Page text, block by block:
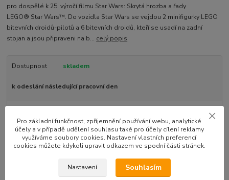
pro dospělé k 25. výročí filmu Star Wars: Skrytá hrozba a řady
LEGO® Star Wars™. Do vozidla Star Wars se vejdou 2 minifigurky LEGO
bitevních droidů-pilotů a 6 bitevních droidů, kteří se usadí na zadní
stojan a jsou připraveni na b... celý popis
Dostupnost skladem
k odeslání následující pracovní den
Přidat do košíku
Pro základní funkčnost, zpříjemnění používání webu, analytické
účely a v případě udělení souhlasu také pro účely cílení reklamy
využíváme soubory cookies. Nastavení vlastních preferencí
cookies můžete kdykoli upravit odkazem ve spodní části stránek.
Nastavení Souhlasím